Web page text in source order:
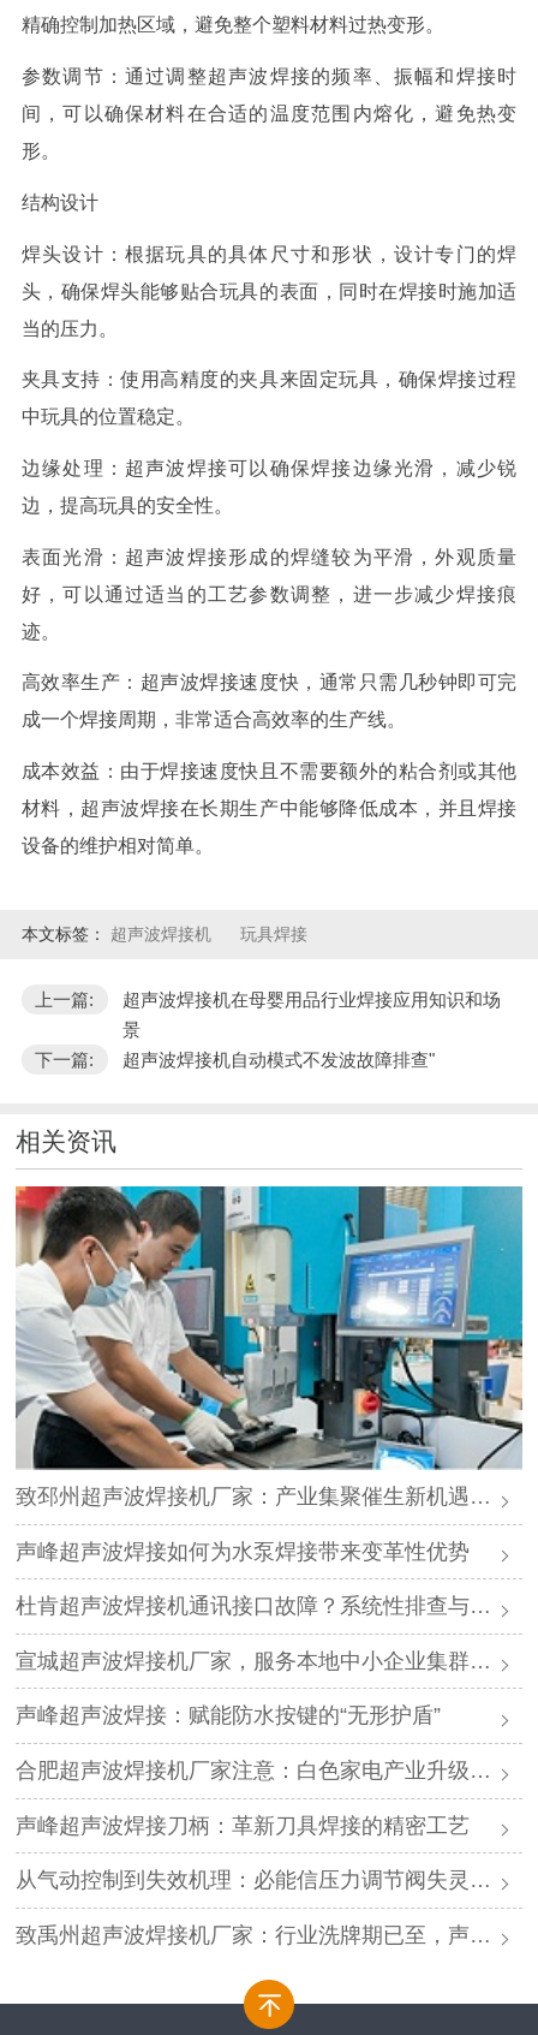
精确控制加热区域，避免整个塑料材料过热变形。
参数调节：通过调整超声波焊接的频率、振幅和焊接时
间，可以确保材料在合适的温度范围内熔化，避免热变
形。
结构设计
焊头设计：根据玩具的具体尺寸和形状，设计专门的焊
头，确保焊头能够贴合玩具的表面，同时在焊接时施加适
当的压力。
夹具支持：使用高精度的夹具来固定玩具，确保焊接过程
中玩具的位置稳定。
边缘处理：超声波焊接可以确保焊接边缘光滑，减少锐
边，提高玩具的安全性。
表面光滑：超声波焊接形成的焊缝较为平滑，外观质量
好，可以通过适当的工艺参数调整，进一步减少焊接痕
迹。
高效率生产：超声波焊接速度快，通常只需几秒钟即可完
成一个焊接周期，非常适合高效率的生产线。
成本效益：由于焊接速度快且不需要额外的粘合剂或其他
材料，超声波焊接在长期生产中能够降低成本，并且焊接
设备的维护相对简单。
本文标签： 超声波焊接机 玩具焊接
上一篇:
超声波焊接机在母婴用品行业焊接应用知识和场
景
下一篇:
超声波焊接机自动模式不发波故障排查"
相关资讯
致邳州超声波焊接机厂家：产业集聚催生新机遇，声峰源头工厂邀您抱团发展
声峰超声波焊接如何为水泵焊接带来变革性优势
杜肯超声波焊接机通讯接口故障？系统性排查与专业解决方案
宣城超声波焊接机厂家，服务本地中小企业集群，声峰ODM贴牌助您轻装上阵
声峰超声波焊接：赋能防水按键的“无形护盾”
合肥超声波焊接机厂家注意：白色家电产业升级，声峰源头工厂诚邀加盟
声峰超声波焊接刀柄：革新刀具焊接的精密工艺
从气动控制到失效机理：必能信压力调节阀失灵的深度解析与专业修复
致禹州超声波焊接机厂家：行业洗牌期已至，声峰源头工厂邀您抱团取暖